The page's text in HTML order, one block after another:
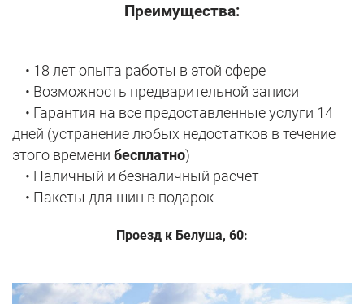
Преимущества:
• 18 лет опыта работы в этой сфере
• Возможность предварительной записи
• Гарантия на все предоставленные услуги 14
дней (устранение любых недостатков в течение
этого времени бесплатно)
• Наличный и безналичный расчет
• Пакеты для шин в подарок
Проезд к Белуша, 60: